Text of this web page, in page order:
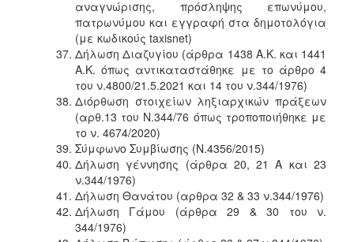
αναγνώρισης, πρόσληψης επωνύμου,
πατρωνύμου και εγγραφή στα δημοτολόγια
(με κωδικούς taxisnet)
Δήλωση Διαζυγίου (άρθρα 1438 Α.Κ. και 1441
Α.Κ. όπως αντικαταστάθηκε με το άρθρο 4
του ν.4800/21.5.2021 και 14 του ν.344/1976)
Διόρθωση στοιχείων ληξιαρχικών πράξεων
(αρθ.13 του Ν.344/76 όπως τροποποιήθηκε με
το ν. 4674/2020)
Σύμφωνο Συμβίωσης (Ν.4356/2015)
Δήλωση γέννησης (άρθρα 20, 21 Α και 23
ν.344/1976)
Δήλωση Θανάτου (αρθρα 32 & 33 ν.344/1976)
Δήλωση Γάμου (άρθρα 29 & 30 του ν.
344/1976)